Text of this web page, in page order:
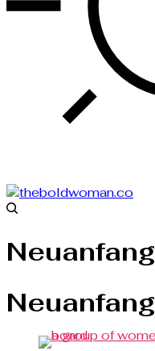
Neuanfang
Neuanfang